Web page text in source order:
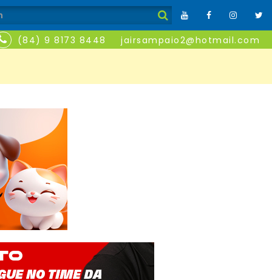
(84) 9 8173 8448 jairsampaio2@hotmail.com